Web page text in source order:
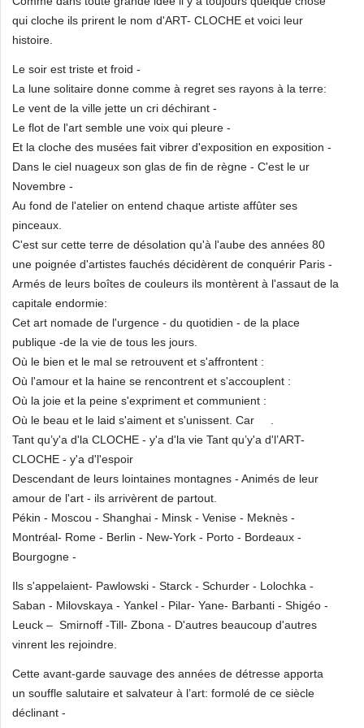
qui cloche ils prirent le nom d'ART- CLOCHE et voici leur
histoire.
Le soir est triste et froid -
La lune solitaire donne comme à regret ses rayons à la terre:
Le vent de la ville jette un cri déchirant -
Le flot de l'art semble une voix qui pleure -
Et la cloche des musées fait vibrer d'exposition en exposition -
Dans le ciel nuageux son glas de fin de règne - C'est le ur
Novembre -
Au fond de l'atelier on entend chaque artiste affûter ses
pinceaux.
C'est sur cette terre de désolation qu'à l'aube des années 80
une poignée d'artistes fauchés décidèrent de conquérir Paris -
Armés de leurs boîtes de couleurs ils montèrent à l'assaut de la
capitale endormie:
Cet art nomade de l'urgence - du quotidien - de la place
publique -de la vie de tous les jours.
Où le bien et le mal se retrouvent et s'affrontent :
Où l'amour et la haine se rencontrent et s'accouplent :
Où la joie et la peine s'expriment et communient :
Où le beau et le laid s'aiment et s'unissent. Car .
Tant qu’y'a d'la CLOCHE - y'a d'la vie Tant qu’y'a d'l’ART-
CLOCHE - y'a d'l'espoir
Descendant de leurs lointaines montagnes - Animés de leur
amour de l'art - ils arrivèrent de partout.
Pékin - Moscou - Shanghai - Minsk - Venise - Meknès -
Montréal- Rome - Berlin - New-York - Porto - Bordeaux -
Bourgogne -
Ils s'appelaient- Pawlowski - Starck - Schurder - Lolochka -
Saban - Milovskaya - Yankel - Pilar- Yane- Barbanti - Shigéo -
Leuck – Smirnoff -Till- Zbona - D'autres beaucoup d'autres
vinrent les rejoindre.
Cette avant-garde sauvage des années de détresse apporta
un souffle salutaire et salvateur à l’art: formolé de ce siècle
déclinant -